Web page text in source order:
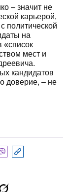
– значит не
карьерой,
политической
на
«список
мест и
кандидатов
доверие, – не